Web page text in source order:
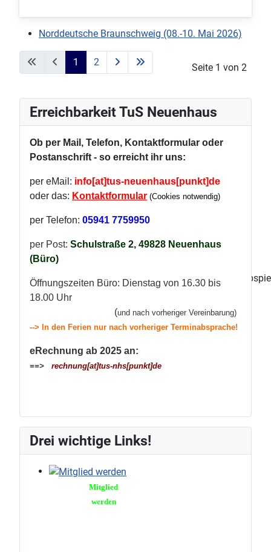
Norddeutsche Braunschweig (08.-10. Mai 2026)
Seite 1 von 2
1 2
Erreichbarkeit TuS Neuenhaus
Ob per Mail, Telefon, Kontaktformular oder
Postanschrift - so erreicht ihr uns:
per eMail: info[at]tus-neuenhaus[punkt]de
oder das: Kontaktformular (Cookies notwendig)
per Telefon: 05941 7759950
per Post: Schulstraße 2, 49828 Neuenhaus
(Büro)
Öffnungszeiten Büro: Dienstag von 16.30 bis
18.00 Uhr
(und nach vorheriger Vereinbarung)
--> In den Ferien nur nach vorheriger Terminabsprache!
eRechnung ab 2025 an:
==> rechnung[at]tus-nhs[punkt]de
Drei wichtige Links!
Mitglied
werden